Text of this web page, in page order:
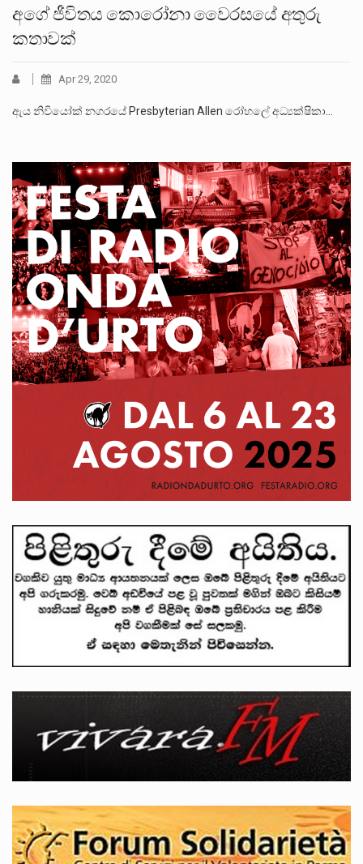
අගේ ජීවිතය කොරෝනා වෛරසයේ අතුරු
කතාවක්
Apr 29, 2020
ඇය නිවියෝක් නගරයේ Presbyterian Allen රෝහලේ අධ්‍යක්ෂිකා…